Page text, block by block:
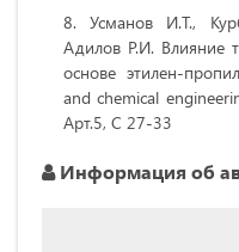
Усманов И.Т.,
Адилов Р.И. Влияние
основе этилен-
and chemical
Арт.5, С 27-33
Информация об